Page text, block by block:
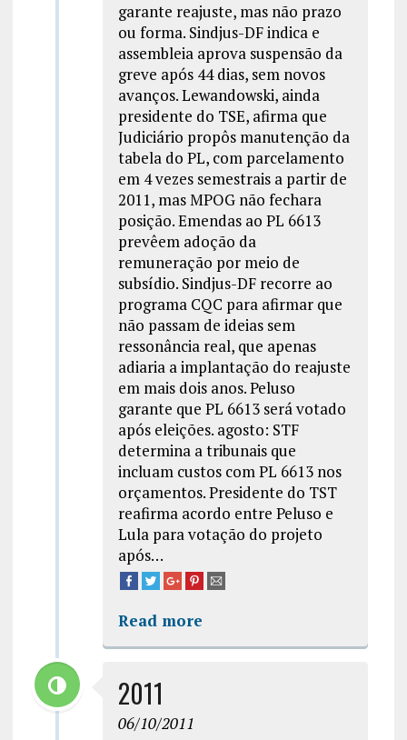
garante reajuste, mas não prazo
ou forma. Sindjus-DF indica e
assembleia aprova suspensão da
greve após 44 dias, sem novos
avanços. Lewandowski, ainda
presidente do TSE, afirma que
Judiciário propôs manutenção da
tabela do PL, com parcelamento
em 4 vezes semestrais a partir de
2011, mas MPOG não fechara
posição. Emendas ao PL 6613
prevêem adoção da
remuneração por meio de
subsídio. Sindjus-DF recorre ao
programa CQC para afirmar que
não passam de ideias sem
ressonância real, que apenas
adiaria a implantação do reajuste
em mais dois anos. Peluso
garante que PL 6613 será votado
após eleições. agosto: STF
determina a tribunais que
incluam custos com PL 6613 nos
orçamentos. Presidente do TST
reafirma acordo entre Peluso e
Lula para votação do projeto
após…
Read more
2011
06/10/2011